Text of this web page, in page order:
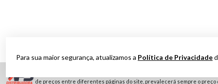
Para sua maior segurança, atualizamos a Política de Privacidade
de preços entre diferentes páginas do site, prevalecerá sempre o preço